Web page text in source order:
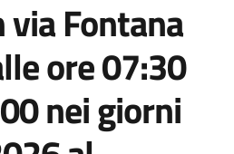
Fontana
ore 07:30
nei giorni